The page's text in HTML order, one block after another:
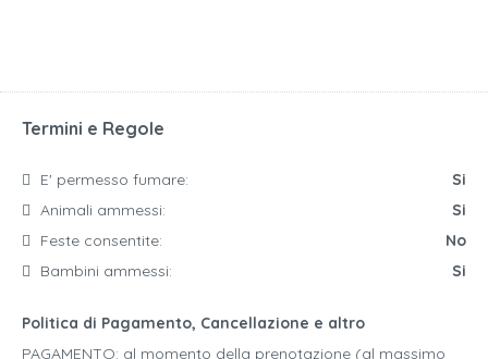
Termini e Regole
E' permesso fumare:
Si
Animali ammessi:
Si
Feste consentite:
No
Bambini ammessi:
Si
Politica di Pagamento, Cancellazione e altro
PAGAMENTO: al momento della prenotazione (al massimo